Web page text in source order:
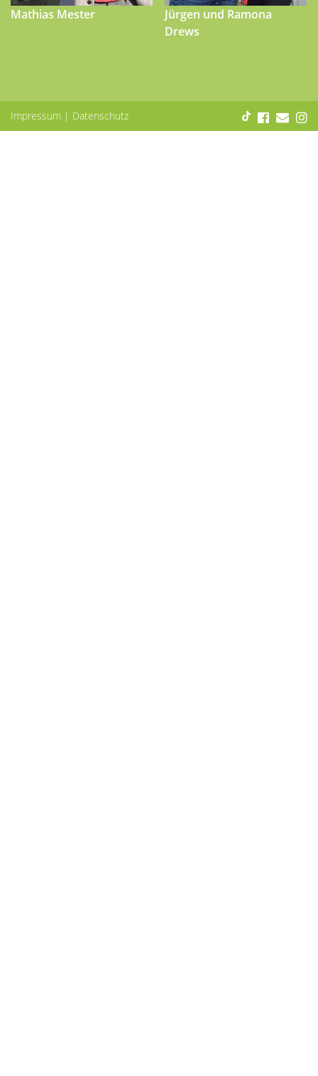
Mathias Mester
Jürgen und Ramona
Drews
Impressum | Datenschutz